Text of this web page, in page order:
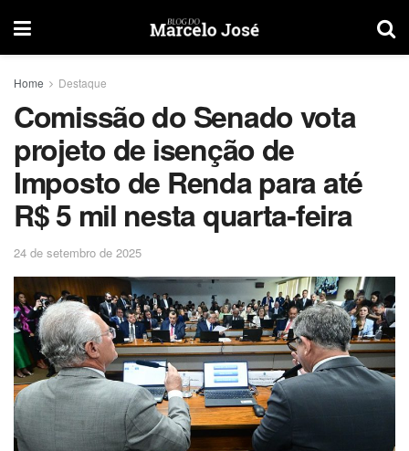
Home Destaque
Comissão do Senado vota
projeto de isenção de
Imposto de Renda para até
R$ 5 mil nesta quarta-feira
24 de setembro de 2025